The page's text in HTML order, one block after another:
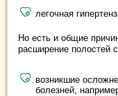
легочная
Но есть и общие
расширение полостей
возникшие
болезней,